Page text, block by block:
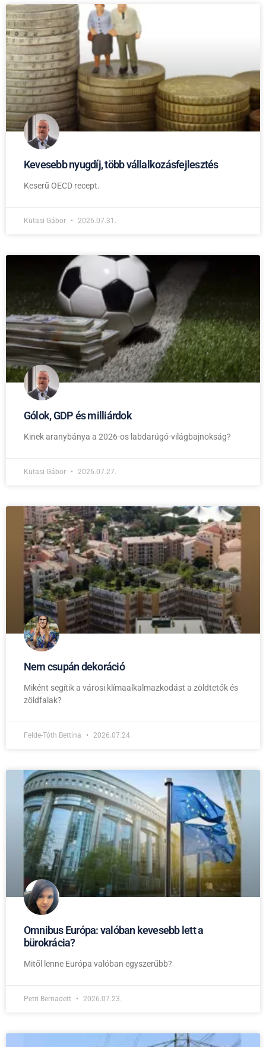
Kevesebb nyugdíj, több vállalkozásfejlesztés
Keserű OECD recept.
Kutasi Gábor 2026.07.31.
Gólok, GDP és milliárdok
Kinek aranybánya a 2026-os labdarúgó-világbajnokság?
Kutasi Gábor 2026.07.27.
Nem csupán dekoráció
Miként segítik a városi klímaalkalmazkodást a zöldtetők és
zöldfalak?
Felde-Tóth Bettina 2026.07.24.
Omnibus Európa: valóban kevesebb lett a
bürokrácia?
Mitől lenne Európa valóban egyszerűbb?
Petri Bernadett 2026.07.23.